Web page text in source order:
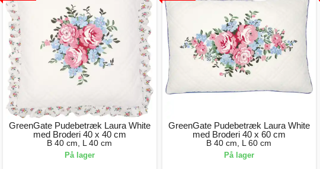
GreenGate Pudebetræk Laura White
med Broderi 40 x 40 cm
B 40 cm, L 40 cm
På lager
GreenGate Pudebetræk Laura White
med Broderi 40 x 60 cm
B 40 cm, L 60 cm
På lager